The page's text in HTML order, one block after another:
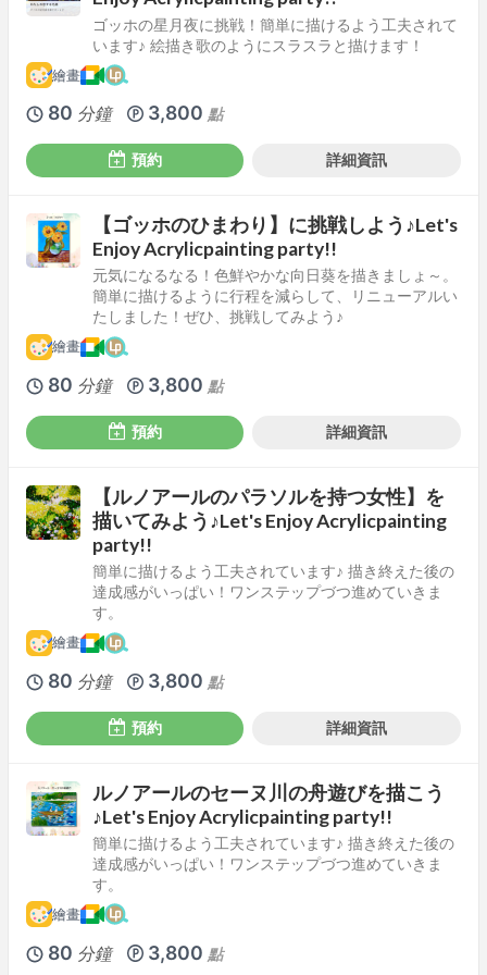
ゴッホの星月夜に挑戦！簡単に描けるよう工夫されて
います♪ 絵描き歌のようにスラスラと描けます！
繪畫
80 分鐘 3,800 點
預約 詳細資訊
【ゴッホのひまわり】に挑戦しよう♪Let's
Enjoy Acrylicpainting party!!
元気になるなる！色鮮やかな向日葵を描きましょ～。
簡単に描けるように行程を減らして、リニューアルい
たしました！ぜひ、挑戦してみよう♪
繪畫
80 分鐘 3,800 點
預約 詳細資訊
【ルノアールのパラソルを持つ女性】を
描いてみよう♪Let's Enjoy Acrylicpainting
party!!
簡単に描けるよう工夫されています♪ 描き終えた後の
達成感がいっぱい！ワンステップづつ進めていきま
す。
繪畫
80 分鐘 3,800 點
預約 詳細資訊
ルノアールのセーヌ川の舟遊びを描こう
♪Let's Enjoy Acrylicpainting party!!
簡単に描けるよう工夫されています♪ 描き終えた後の
達成感がいっぱい！ワンステップづつ進めていきま
す。
繪畫
80 分鐘 3,800 點